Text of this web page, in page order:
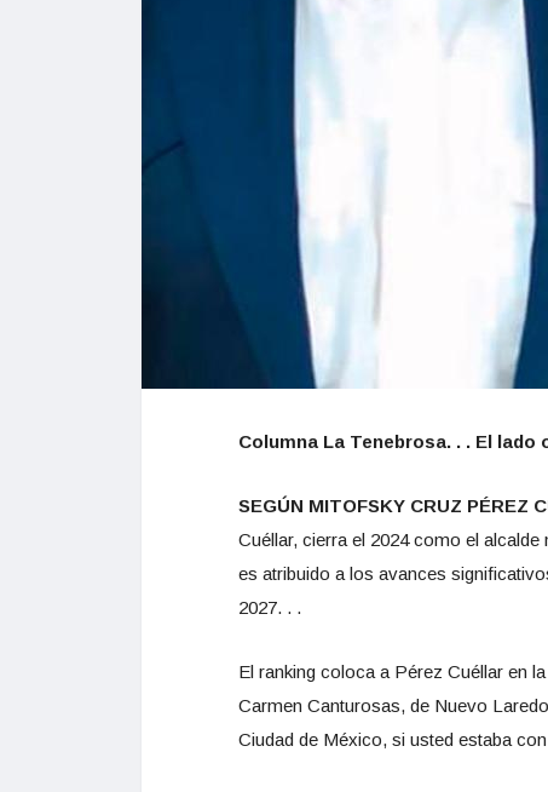
Columna La Tenebrosa. . . El
SEGÚN MITOFSKY CRUZ PÉREZ
Cuéllar, cierra el 2024 como el
es atribuido a los avances
2027. . .
El ranking coloca a Pérez Cuéllar en
Carmen Canturosas, de Nuevo
Ciudad de México, si usted estaba